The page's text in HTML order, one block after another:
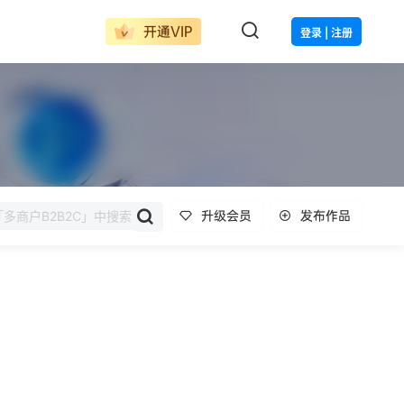
开通VIP 登录 | 注册
升级会员 发布作品